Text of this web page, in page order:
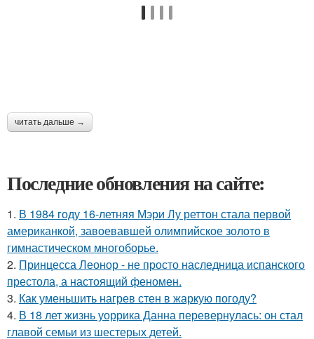
читать дальше →
Последние обновления на сайте:
1. В 1984 году 16-летняя Мэри Лу реттон стала первой
американкой, завоевавшей олимпийское золото в
гимнастическом многоборье.
2. Принцесса Леонор - не просто наследница испанского
престола, а настоящий феномен.
3. Как уменьшить нагрев стен в жаркую погоду?
4. В 18 лет жизнь уоррика Данна перевернулась: он стал
главой семьи из шестерых детей.